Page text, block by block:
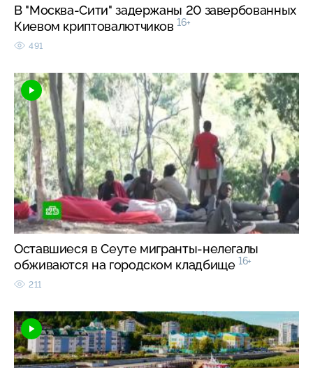
В "Москва-Сити" задержаны 20 завербованных
Киевом криптовалютчиков 16+
491
Оставшиеся в Сеуте мигранты-нелегалы
обживаются на городском кладбище 16+
211